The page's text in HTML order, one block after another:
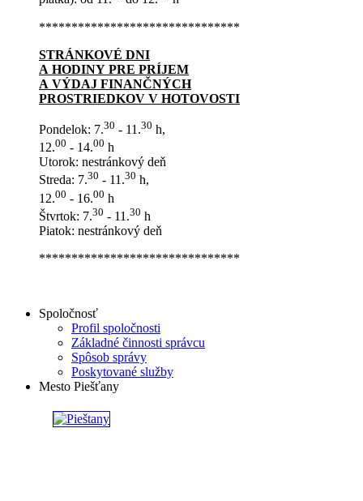
*******************************
STRÁNKOVÉ DNI
A HODINY PRE PRÍJEM
A VÝDAJ FINANČNÝCH
PROSTRIEDKOV V HOTOVOSTI
Pondelok: 7.30 - 11.30 h,
12.00 - 14.00 h
Utorok: nestránkový deň
Streda: 7.30 - 11.30 h,
12.00 - 16.00 h
Štvrtok: 7.30 - 11.30 h
Piatok: nestránkový deň
*******************************
Spoločnosť
Profil spoločnosti
Základné činnosti správcu
Spôsob správy
Poskytované služby
Mesto Piešťany